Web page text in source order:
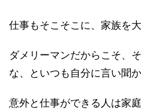
仕事もそこそこに、家族を
ダメリーマンだからこそ、
な、といつも自分に言い聞か
意外と仕事ができる人は家